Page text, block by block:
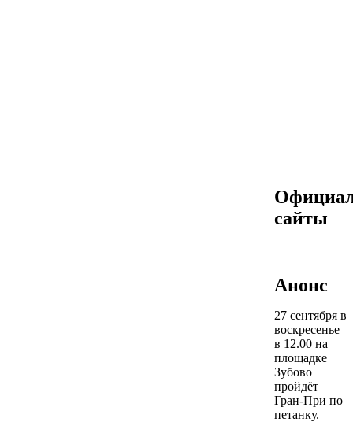
сайты
Анонс
27 сентября в
воскресенье
в 12.00 на
площадке
Зубово
пройдёт
Гран-При по
петанку.